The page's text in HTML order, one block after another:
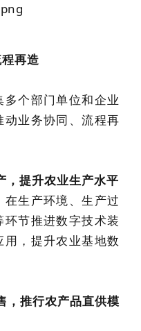
再造
个部门单位和企业
业务协同、流程再
提升农业生产水平
生产环境、生产过
节推进数字技术装
，提升农业基地数
推行农产品直供模